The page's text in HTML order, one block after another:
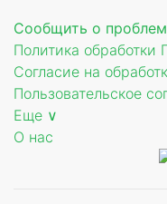
Сообщить о
Политика обработки
Согласие на
Пользовательское
Еще ∨
О нас